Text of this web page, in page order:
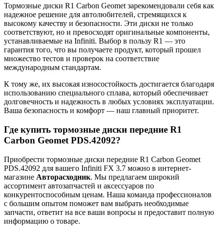
Тормозные диски R1 Carbon Geomet зарекомендовали себя как
надежное решение для автолюбителей, стремящихся к
высокому качеству и безопасности. Эти диски не только
соответствуют, но и превосходят оригинальные компоненты,
устанавливаемые на Infiniti. Выбор в пользу R1 — это
гарантия того, что вы получаете продукт, который прошел
множество тестов и проверок на соответствие
международным стандартам.
К тому же, их высокая износостойкость достигается благодаря
использованию специального сплава, который обеспечивает
долговечность и надежность в любых условиях эксплуатации.
Ваша безопасность и комфорт — наш главный приоритет.
Где купить тормозные диски передние R1
Carbon Geomet PDS.42092?
Приобрести тормозные диски передние R1 Carbon Geomet
PDS.42092 для вашего Infiniti FX 3.7 можно в интернет-
магазине Авторасходник. Мы предлагаем широкий
ассортимент автозапчастей и аксессуаров по
конкурентоспособным ценам. Наша команда профессионалов
с большим опытом поможет вам выбрать необходимые
запчасти, ответит на все ваши вопросы и предоставит полную
информацию о товаре.